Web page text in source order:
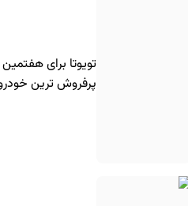
تویوتا برای
پرفروش ترین